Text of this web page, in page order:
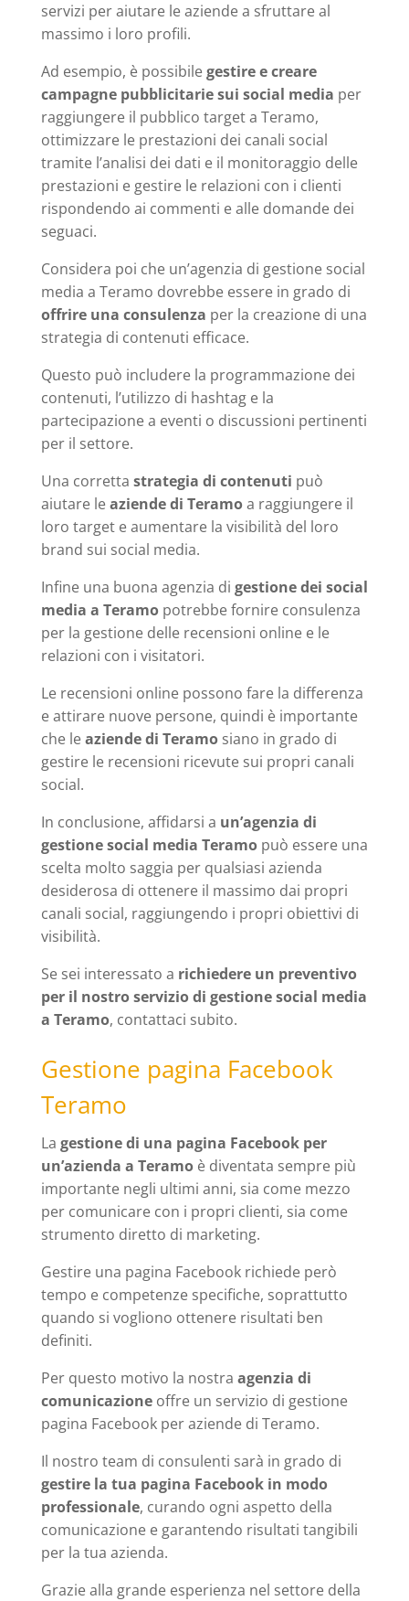
servizi per aiutare le aziende a sfruttare al
massimo i loro profili.
Ad esempio, è possibilegestire e creare
campagne pubblicitarie sui social media per
raggiungere il pubblico target a Teramo,
ottimizzare le prestazioni dei canali social
tramite l’analisi dei dati e il monitoraggio delle
prestazioni e gestire le relazioni con i clienti
rispondendo ai commenti e alle domande dei
seguaci.
Considera poi che un’agenzia di gestione social
media a Teramo dovrebbe essere in grado di
offrire una consulenza per la creazione di una
strategia di contenuti efficace.
Questo può includere la programmazione dei
contenuti, l’utilizzo di hashtag e la
partecipazione a eventi o discussioni pertinenti
per il settore.
Una corretta strategia di contenuti può
aiutare leaziende di Teramoa raggiungere il
loro target e aumentare la visibilità del loro
brand sui social media.
Infine una buona agenzia di gestione dei social
media a Teramopotrebbe fornire consulenza
per la gestione delle recensioni online e le
relazioni con i visitatori.
Le recensioni online possono fare la differenza
e attirare nuove persone, quindi è importante
che leaziende di Teramosiano in grado di
gestire le recensioni ricevute sui propri canali
social.
In conclusione, affidarsi a un’agenzia di
gestione social media Teramopuò essere una
scelta molto saggia per qualsiasi azienda
desiderosa di ottenere il massimo dai propri
canali social, raggiungendo i propri obiettivi di
visibilità.
Se sei interessato a richiedere un preventivo
per il nostro servizio di gestione social media
a Teramo, contattaci subito.
Gestione pagina Facebook
Teramo
La gestione di una pagina Facebook per
un’azienda a Teramoè diventata sempre più
importante negli ultimi anni, sia come mezzo
per comunicare con i propri clienti, sia come
strumento diretto di marketing.
Gestire una pagina Facebook richiede però
tempo e competenze specifiche, soprattutto
quando si vogliono ottenere risultati ben
definiti.
Per questo motivo la nostra agenzia di
comunicazioneoffre un servizio di gestione
pagina Facebook per aziende di Teramo.
Il nostro team di consulenti sarà in grado di
gestire la tua pagina Facebook in modo
professionale, curando ogni aspetto della
comunicazione e garantendo risultati tangibili
per la tua azienda.
Grazie alla grande esperienza nel settore della